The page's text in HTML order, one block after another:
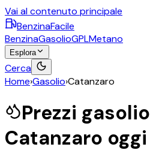
Vai al contenuto principale
BenzinaFacile
BenzinaGasolioGPLMetano
Esplora
Cerca
Home›Gasolio›Catanzaro
Prezzi gasolio
Catanzaro oggi